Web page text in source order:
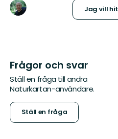
Jag vill hit
Frågor och svar
Ställ en fråga till andra
Naturkartan-användare.
Ställ en fråga